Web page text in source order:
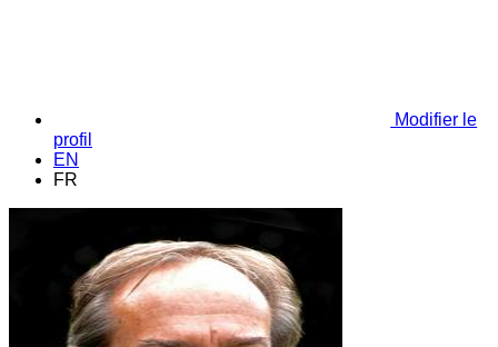
Modifier le
profil
EN
FR